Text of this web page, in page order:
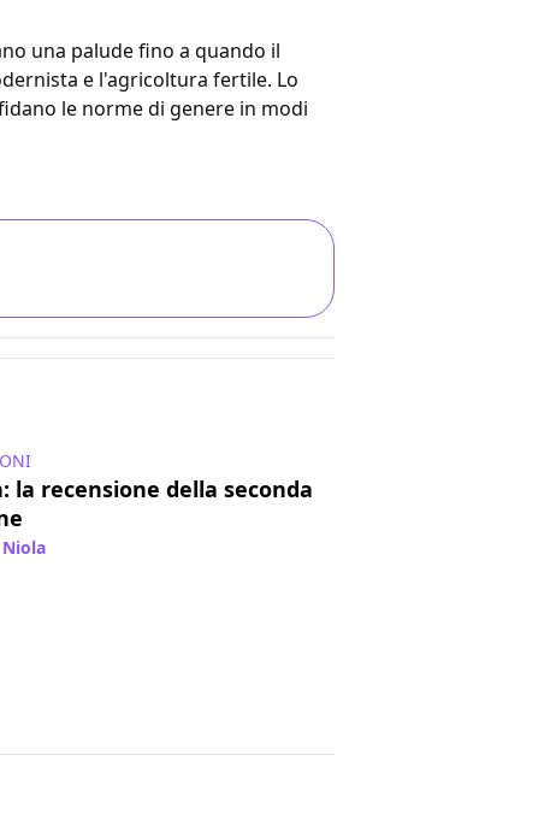
una palude fino a quando il
e l'agricoltura fertile. Lo
le norme di genere in modi
la recensione della seconda